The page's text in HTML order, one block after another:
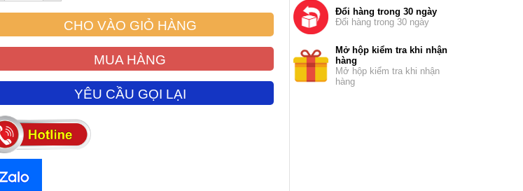
CHO VÀO GIỎ HÀNG
MUA HÀNG
YÊU CẦU GỌI LẠI
Đổi hàng trong 30 ngày
Đổi hàng trong 30 ngày
Mở hộp kiểm tra khi nhận
hàng
Mở hộp kiểm tra khi nhận
hàng